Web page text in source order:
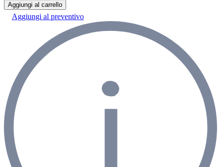
Aggiungi al carrello
Aggiungi al preventivo